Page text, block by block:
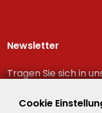
Newsletter
Tragen Sie sich in
Reiseschnäppchen!
Cookie